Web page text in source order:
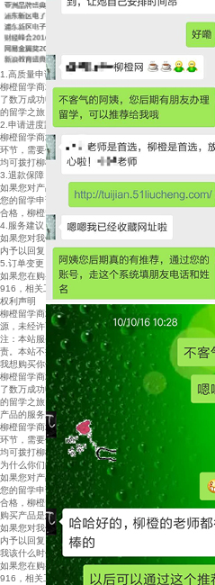
1.高质量申请，高服务保障
柳橙留学商城所有服务均由全球知名教育服务机构提
了数万成功申请的 案例，且受到全球众多知名大学及
的留学之旅。
2.申请进度跟踪，全程透明化
柳橙留学商城提供留学申请进度跟踪服务，将协助您
环节，需要做何准 备等。让您对留学申请更具自主权
均可拨打柳橙留学商城官网客服 热线4008-900-916。
3.退款保障
如果您对产品的服务内容不满意，请直接致电柳橙留
您的留学申请服务细节将由柳橙留学商城评审委员会
合格，柳橙留学商 城将承诺全额退款。
4.服务建议
如果您对我们的服务有任何的意见或建议，请发送邮
内予以回复。
5.订单变更
如果您在购买后想更改或取消订单，请在服务正式开
916，相关工作人员 将会在了解具体情况后尽快帮助
权利声明
柳橙留学商城上的所有商品信息、客户评价、商品咨
源，未经许可，禁止 非法转载使用。
注：本站服务及商品信息均来自于相关服务机构，其
责。本站不提供任 何保证，并不承担任何法律责任。
我想购买你们的产品，但是不知道这个产品适不适合我
柳橙留学商城所有服务均由全球知名教育服务机构提
了数万成功申请的 案例，且受到全球众多知名大学及
的留学之旅。
产品的服务对象是谁？
柳橙留学商城提供留学申请进度跟踪服务，将协助您
环节，需要做何准 备等。让您对留学申请更具自主权
均可拨打柳橙留学商城官网客服 热线4008-900-916。
为什么你们的产品价格比传统的签证服务公司低呢？
如果您对产品的服务内容不满意，请直接致电柳橙留
您的留学申请服务细节将由柳橙留学商城评审委员会
合格，柳橙留学商 城将承诺全额退款。
购买产品是怎样的形式，能确保我的消费权益么？
如果您对我们的服务有任何的意见或建议，请发送邮
内予以回复。
我该什么时候购买服务？
如果您在购买后想更改或取消订单，请在服务正式开
916，相关工作人员 将会在了解具体情况后尽快帮助